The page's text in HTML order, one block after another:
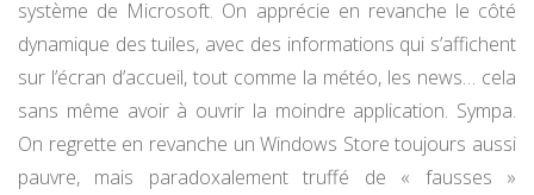
système de Microsoft. On apprécie en revanche le côté
dynamique des tuiles, avec des informations qui s’affichent
sur l’écran d’accueil, tout comme la météo, les news… cela
sans même avoir à ouvrir la moindre application. Sympa.
On regrette en revanche un Windows Store toujours aussi
pauvre, mais paradoxalement truffé de « fausses »